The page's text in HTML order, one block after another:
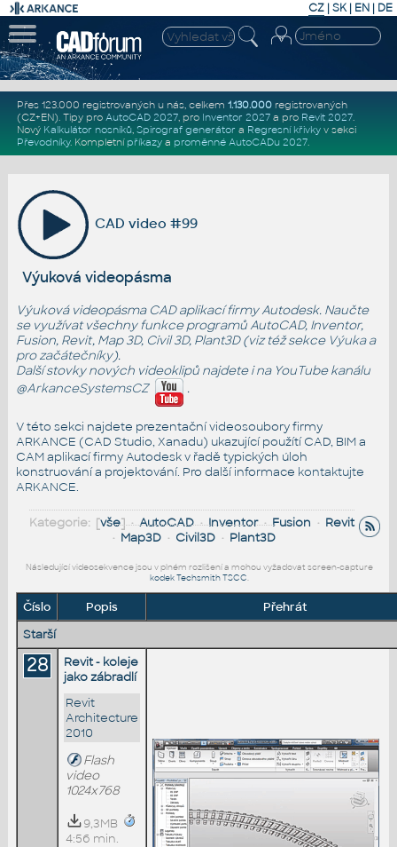
CZ | SK| EN | DE
Přes 123.000 registrovaných u nás, celkem 1.130.000registrovaných
(CZ+EN). Tipy pro AutoCAD 2027, pro Inventor 2027a pro Revit 2027.
Nový Kalkulátor nosníků, Spirograf generátor a Regresní křivkyv sekci
Převodníky. Kompletní příkazya proměnné AutoCADu 2027.
CAD video #99
Výuková videopásma
Výuková videopásma CAD aplikací firmy Autodesk. Naučte
se využívat všechny funkce programů AutoCAD, Inventor,
Fusion, Revit, Map 3D, Civil 3D, Plant3D (viz též sekce Výukaa
pro začátečníky).
Další stovky nových videoklipů najdete i na YouTube kanálu
@ArkanceSystemsCZ
.
V této sekci najdete prezentační videosoubory firmy
ARKANCE (CAD Studio, Xanadu) ukazující použítí CAD, BIM a
CAM aplikací firmy Autodesk v řadě typických úloh
konstruování a projektování. Pro další informace kontaktujte
ARKANCE.
Kategorie: [vše] •AutoCAD•Inventor•Fusion • Revit
• Map3D• Civil3D• Plant3D
Následující videosekvence jsou v plném rozlišení a mohou vyžadovat screen-capture
kodek Techsmith TSCC.
Číslo Popis
Přehrát
Starší
28
Revit - koleje
jako zábradlí
Revit
Architecture
2010
Flash
video
1024x768
9,3MB
4:56 min.